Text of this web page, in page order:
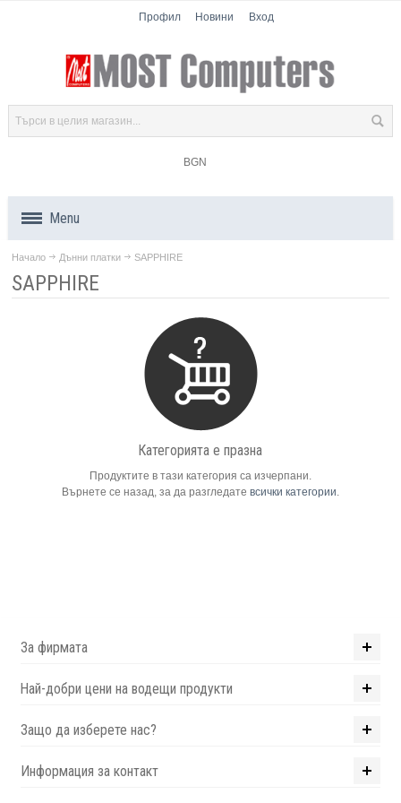
Профил Новини Вход
BGN
Menu
Продукти
Смартфони
Начало Дънни платки SAPPHIRE
SAPPHIRE
Категорията е празна
Продуктите в тази категория са изчерпани.
Върнете се назад, за да разгледате всички категории.
За фирмата
Най-добри цени на водещи продукти
Защо да изберете нас?
Информация за контакт